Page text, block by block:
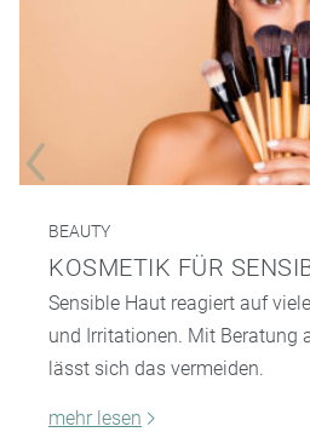
BEAUTY
KOSMETIK FÜR
Sensible Haut reagiert auf
und Irritationen. Mit Beratung
lässt sich das vermeiden.
mehr lesen